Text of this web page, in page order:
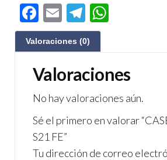
F
ac
e
b
o
o
k
E
m
ail
Te
le
gr
a
m
s
A
p
p
Valoraciones (0)
Valoraciones
No hay valoraciones aún.
Sé el primero en valorar
S21 FE”
Tu dirección de correo